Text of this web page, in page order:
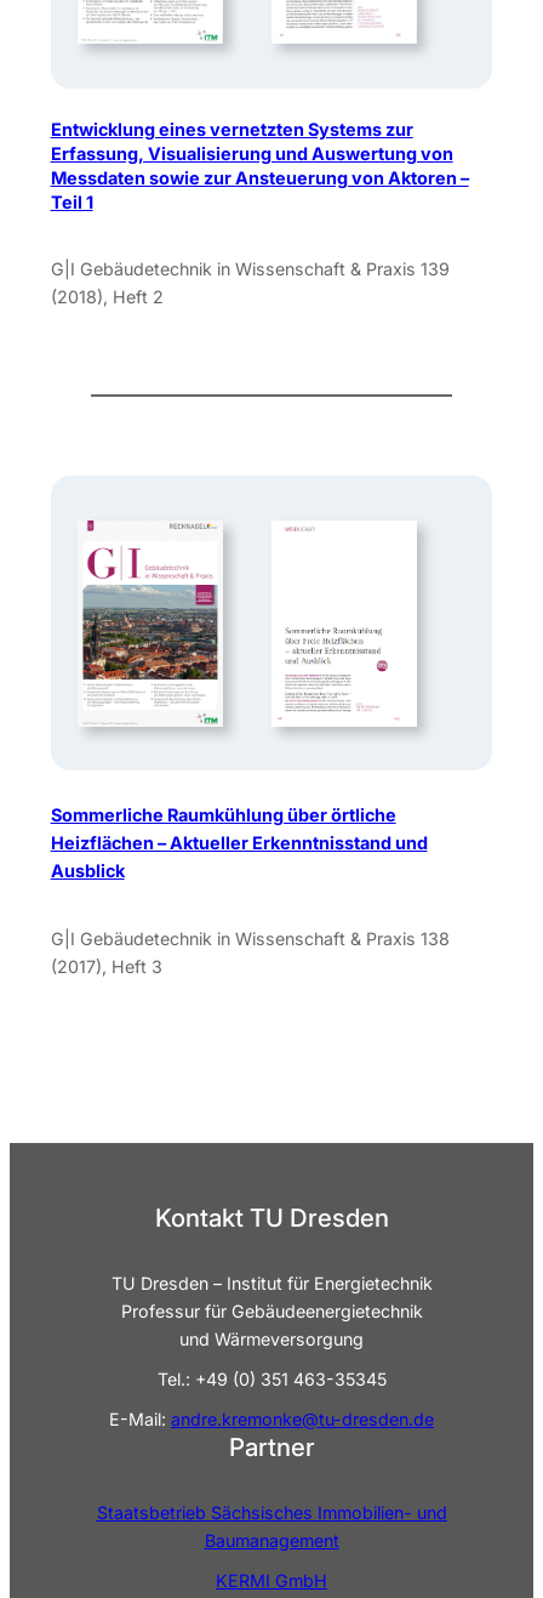
Entwicklung eines vernetzten Systems zur
Erfassung, Visualisierung und Auswertung von
Messdaten sowie zur Ansteuerung von Aktoren –
Teil 1
G|I Gebäudetechnik in Wissenschaft & Praxis 139
(2018), Heft 2
Sommerliche Raumkühlung über örtliche
Heizflächen – Aktueller Erkenntnisstand und
Ausblick
G|I Gebäudetechnik in Wissenschaft & Praxis 138
(2017), Heft 3
Kontakt TU Dresden
TU Dresden – Institut für Energietechnik
Professur für Gebäudeenergietechnik
und Wärmeversorgung
Tel.: +49 (0) 351 463-35345
E-Mail: andre.kremonke@tu-dresden.de
Partner
Staatsbetrieb Sächsisches Immobilien- und
Baumanagement
KERMI GmbH